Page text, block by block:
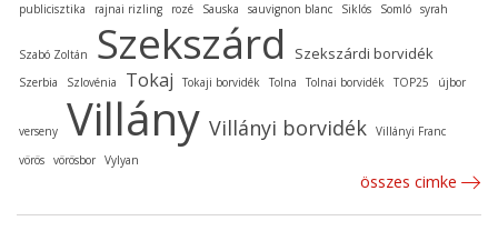
publicisztika
rajnai rizling rozé Sauska sauvignon blanc Siklós Somló syrah
Szabó Zoltán Szekszárd Szekszárdi borvidék
Szerbia Szlovénia Tokaj Tokaji borvidék Tolna Tolnai borvidék TOP25 újbor
verseny Villány Villányi borvidék Villányi Franc
vörös vörösbor Vylyan
összes cimke